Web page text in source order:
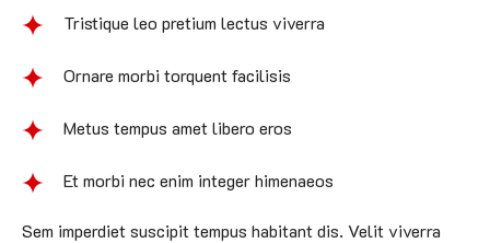
Tristique leo pretium lectus viverra
Ornare morbi torquent facilisis
Metus tempus amet libero eros
Et morbi nec enim integer himenaeos
Sem imperdiet suscipit tempus habitant dis. Velit viverra